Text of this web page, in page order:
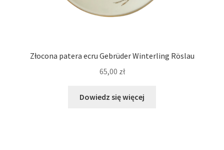
Złocona patera ecru Gebrüder Winterling Röslau
65,00 zł
Dowiedz się więcej